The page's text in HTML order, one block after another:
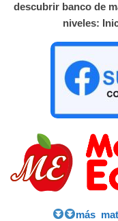
descubrir banco de
niveles:
más